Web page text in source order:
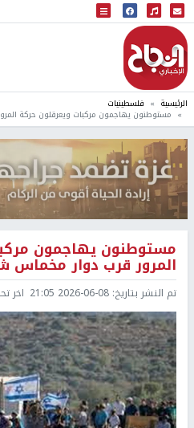
البث المباشر
إذاعة النجاح
الرئيسية فلسطينيات
مستوطنون يهاجمون مركبات ويعرقلون حركة
مستوطنون يهاجمون
المرور قرب دوار
تم النشر بتاريخ: 2026-06-08 21:05 اخر